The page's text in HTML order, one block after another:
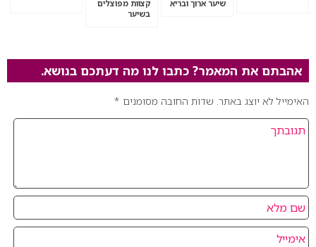
שיער ארוך ובריא
קצוות מפוצלים
בשיער
אהבתם את המאמר? כתבו לנו מה דעתכם בנושא.
האימייל לא יוצג באתר. שדות החובה מסומנים *